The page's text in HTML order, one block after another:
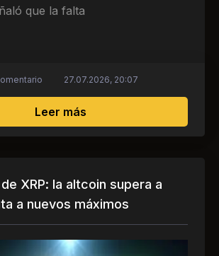
que la falta
Leer mássobre Sberbank
27.07.2026, 20:07
XRP: la altcoin supera a
a nuevos máximos